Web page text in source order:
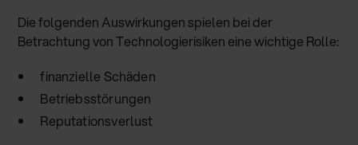
Die folgenden Auswirkungen spielen bei der
Betrachtung von Technologierisiken eine wichtige Rolle:
finanzielle Schäden
Betriebsstörungen
Reputationsverlust